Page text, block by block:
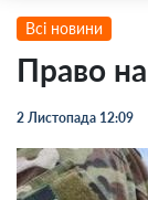
Всі новини
Право
2 Листопада 12:09